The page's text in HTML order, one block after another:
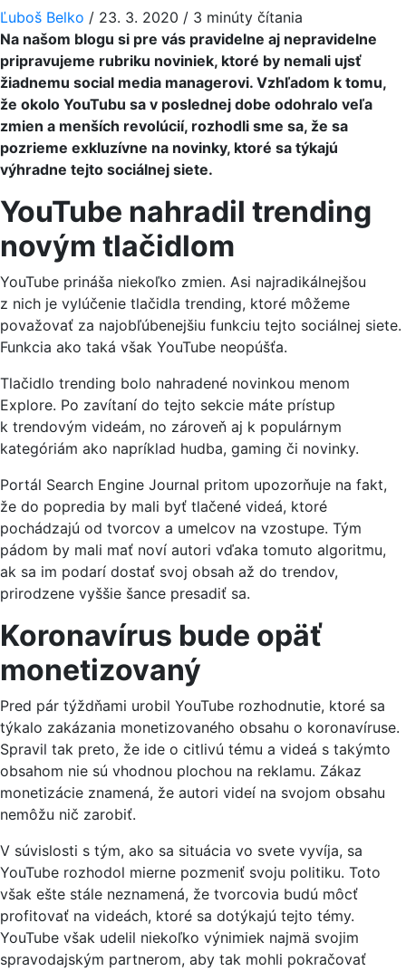
Ľuboš Belko / 23. 3. 2020 / 3 minúty čítania
Na našom blogu si pre vás pravidelne aj nepravidelne
pripravujeme rubriku noviniek, ktoré by nemali ujsť
žiadnemu social media managerovi. Vzhľadom k tomu,
že okolo YouTubu sa v poslednej dobe odohralo veľa
zmien a menších revolúcií, rozhodli sme sa, že sa
pozrieme exkluzívne na novinky, ktoré sa týkajú
výhradne tejto sociálnej siete.
YouTube nahradil trending
novým tlačidlom
YouTube prináša niekoľko zmien. Asi najradikálnejšou
z nich je vylúčenie tlačidla trending, ktoré môžeme
považovať za najobľúbenejšiu funkciu tejto sociálnej siete.
Funkcia ako taká však YouTube neopúšťa.
Tlačidlo trending bolo nahradené novinkou menom
Explore. Po zavítaní do tejto sekcie máte prístup
k trendovým videám, no zároveň aj k populárnym
kategóriám ako napríklad hudba, gaming či novinky.
Portál Search Engine Journal pritom upozorňuje na fakt,
že do popredia by mali byť tlačené videá, ktoré
pochádzajú od tvorcov a umelcov na vzostupe. Tým
pádom by mali mať noví autori vďaka tomuto algoritmu,
ak sa im podarí dostať svoj obsah až do trendov,
prirodzene vyššie šance presadiť sa.
Koronavírus bude opäť
monetizovaný
Pred pár týždňami urobil YouTube rozhodnutie, ktoré sa
týkalo zakázania monetizovaného obsahu o koronavíruse.
Spravil tak preto, že ide o citlivú tému a videá s takýmto
obsahom nie sú vhodnou plochou na reklamu. Zákaz
monetizácie znamená, že autori videí na svojom obsahu
nemôžu nič zarobiť.
V súvislosti s tým, ako sa situácia vo svete vyvíja, sa
YouTube rozhodol mierne pozmeniť svoju politiku. Toto
však ešte stále neznamená, že tvorcovia budú môcť
profitovať na videách, ktoré sa dotýkajú tejto témy.
YouTube však udelil niekoľko výnimiek najmä svojim
spravodajským partnerom, aby tak mohli pokračovať